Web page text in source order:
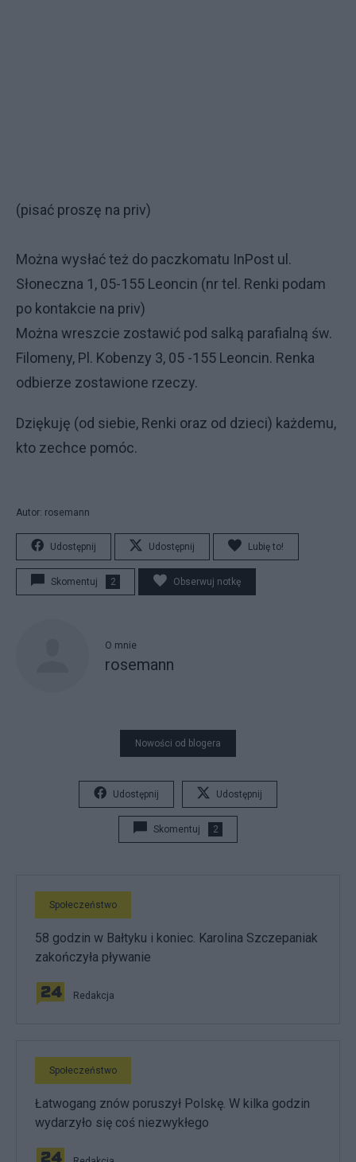
(pisać proszę na priv)
Można wysłać też do paczkomatu InPost ul.
Słoneczna 1, 05-155 Leoncin (nr tel. Renki podam
po kontakcie na priv)
Można wreszcie zostawić pod salką parafialną św.
Filomeny, Pl. Kobenzy 3, 05 -155 Leoncin. Renka
odbierze zostawione rzeczy.
Dziękuję (od siebie, Renki oraz od dzieci) każdemu,
kto zechce pomóc.
Autor: rosemann
Udostępnij Udostępnij Lubię to!
Skomentuj 2 Obserwuj notkę
O mnie
rosemann
Nowości od blogera
Udostępnij Udostępnij
Skomentuj 2
Społeczeństwo
58 godzin w Bałtyku i koniec. Karolina Szczepaniak
zakończyła pływanie
Redakcja
Społeczeństwo
Łatwogang znów poruszył Polskę. W kilka godzin
wydarzyło się coś niezwykłego